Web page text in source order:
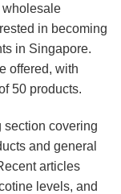
wholesale
in becoming
in Singapore.
offered, with
50 products.
section covering
and general
articles
levels, and